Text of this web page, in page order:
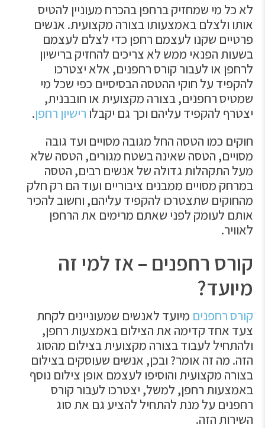
לא כל מי שמחזיק ברחפן בהכרח מעוניין להטיס
אותו ולצלם באמצעותו בצורה מקצועית. אנשים
פרטיים שקנו לעצמם רחפן כדי לצלם לעצמם
בשעות הפנאי ממש לא צריכים להחזיק ברישיון
לרחפן או לעבור קורס רחפנים, אלא יצטרכו
להקפיד על חוקי ההטסה הבסיסיים כפי שכל מי
שמטיס רחפנים, בצורה מקצועית או חובבנית,
יצטרף להקפיד עליהם וכך גם יקבלו רישיון רחפן.
חוקים כמו הטסה החל מגובה מסויים ועד גובה
מסויים, הטסה שאינה בשטח מגורים, הטסה שלא
מעל התקהלות גדולה של אנשים רבים, הטסה
במרחק מסויים ממבנים ציבוריים ועוד הם רק חלק
מהחוקים שתצטרכו להקפיד עליהם, וחשוב להכיר
אותם לעומק לפני שאתם מרימים את הרחפן
לאוויר.
קורס רחפנים – אז למי זה
מיועד?
קורס רחפנים מיועד לאנשים שמעוניינים לקחת
צעד אחד קדימה את הצילום באמצעות רחפן,
ולהתחיל לעבוד בצורה מקצועית בצילום מהסוג
הזה. מה זה אומר? ובכן, אנשים שעוסקים בצילום
בצורה מקצועית והוסיפו לעצמם אופן צילום נוסף
באמצעות רחפן, למשל, יצטרכו לעבור קורס
רחפנים על מנת להתחיל להציע גם את סוג
השירות הזה.